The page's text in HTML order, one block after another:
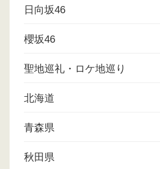
日向坂46
櫻坂46
聖地巡礼・ロケ地巡り
北海道
青森県
秋田県